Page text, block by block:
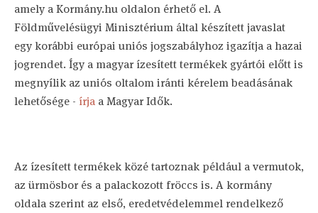
amely a Kormány.hu oldalon érhető el. A
Földművelésügyi Minisztérium által készített javaslat
egy korábbi európai uniós jogszabályhoz igazítja a hazai
jogrendet. Így a magyar ízesített termékek gyártói előtt is
megnyílik az uniós oltalom iránti kérelem beadásának
lehetősége - írja a Magyar Idők.
Az ízesített termékek közé tartoznak például a vermutok,
az ürmösbor és a palackozott fröccs is. A kormány
oldala szerint az első, eredetvédelemmel rendelkező